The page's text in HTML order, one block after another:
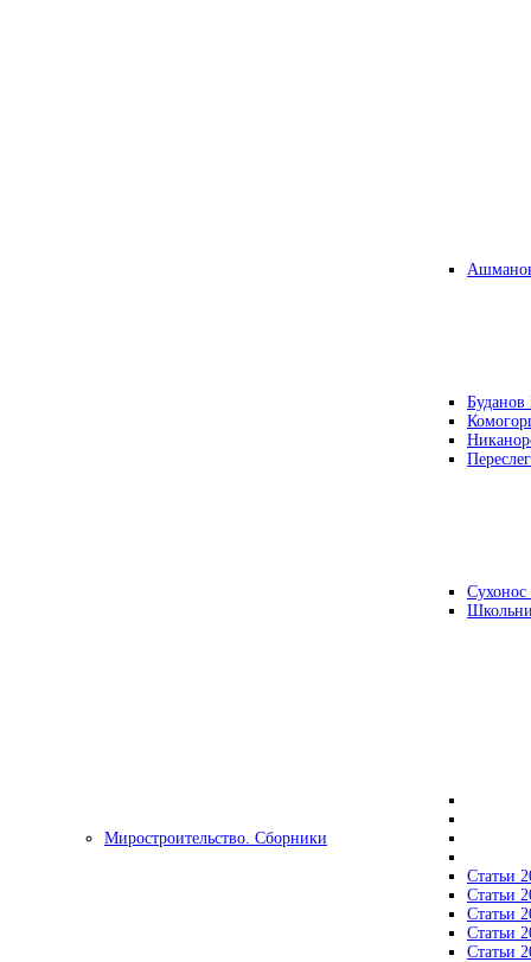
Буданов
Миростроительство. Сборники
Статьи
Статьи
Статьи
Статьи
Статьи